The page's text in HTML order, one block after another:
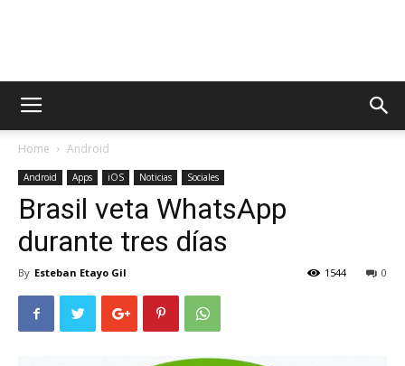
AppsTonic
Home Android
Android Apps iOS Noticias Sociales
Brasil veta WhatsApp
durante tres días
By Esteban Etayo Gil 0
1544